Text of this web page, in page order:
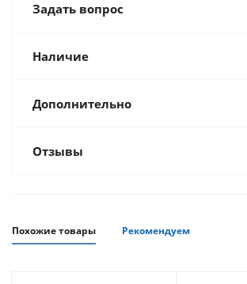
Задать вопрос
Наличие
Дополнительно
Отзывы
Похожие товары Рекомендуем